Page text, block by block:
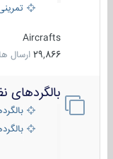
تمرینی
Aircrafts
29,866 ارسال ها
بالگردهای